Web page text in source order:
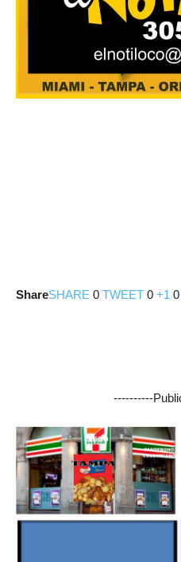
ShareSHARE 0 TWEET 0 +1 0
----------